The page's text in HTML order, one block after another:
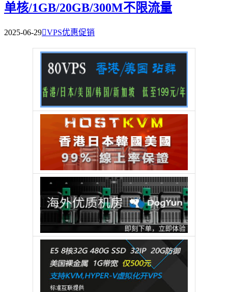
单核/1GB/20GB/300M不限流量
2025-06-29VPS优惠促销